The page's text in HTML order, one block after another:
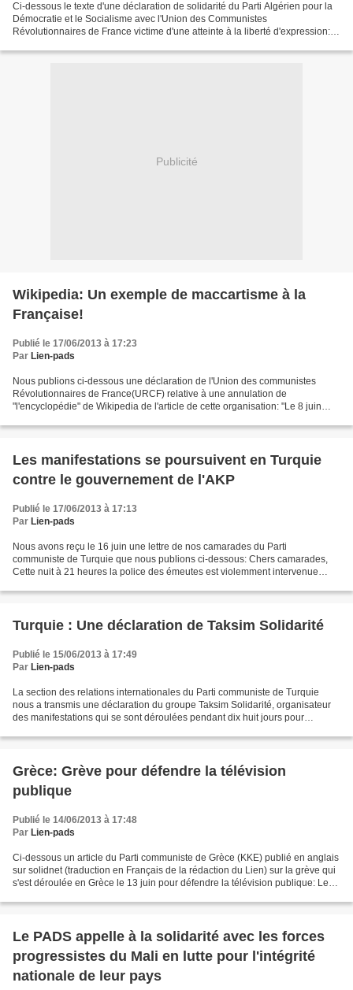
Ci-dessous le texte d'une déclaration de solidarité du Parti Algérien pour la
Démocratie et le Socialisme avec l'Union des Communistes
Révolutionnaires de France victime d'une atteinte à la liberté d'expression:
Publicité
Wikipedia: Un exemple de maccartisme à la
Française!
Publié le 17/06/2013 à 17:23
Par Lien-pads
Nous publions ci-dessous une déclaration de l'Union des communistes
Révolutionnaires de France(URCF) relative à une annulation de
"l'encyclopédie" de Wikipedia de l'article de cette organisation: "Le 8 juin
Les manifestations se poursuivent en Turquie
contre le gouvernement de l'AKP
Publié le 17/06/2013 à 17:13
Par Lien-pads
Nous avons reçu le 16 juin une lettre de nos camarades du Parti
communiste de Turquie que nous publions ci-dessous: Chers camarades,
Cette nuit à 21 heures la police des émeutes est violemment intervenue
Turquie : Une déclaration de Taksim Solidarité
Publié le 15/06/2013 à 17:49
Par Lien-pads
La section des relations internationales du Parti communiste de Turquie
nous a transmis une déclaration du groupe Taksim Solidarité, organisateur
des manifestations qui se sont déroulées pendant dix huit jours pour
Grèce: Grève pour défendre la télévision
publique
Publié le 14/06/2013 à 17:48
Par Lien-pads
Ci-dessous un article du Parti communiste de Grèce (KKE) publié en anglais
sur solidnet (traduction en Français de la rédaction du Lien) sur la grève qui
s'est déroulée en Grèce le 13 juin pour défendre la télévision publique: Les
Le PADS appelle à la solidarité avec les forces
progressistes du Mali en lutte pour l'intégrité
nationale de leur pays